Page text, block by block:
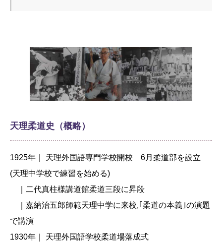
天理柔道史（概略）
1925年｜ 天理外国語専門学校開校 6月柔道部を設立
(天理中学校で練習を始める)
｜二代真柱様講道館柔道三段に昇段
｜嘉納治五郎師範天理中学に来校,｢柔道の本義｣の演題
で講演
1930年｜ 天理外国語学校柔道場落成式